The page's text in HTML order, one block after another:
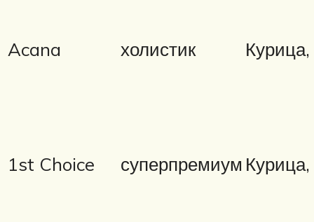
Acana холистик
1st Choice суперпремиум